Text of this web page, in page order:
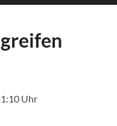
Uhr